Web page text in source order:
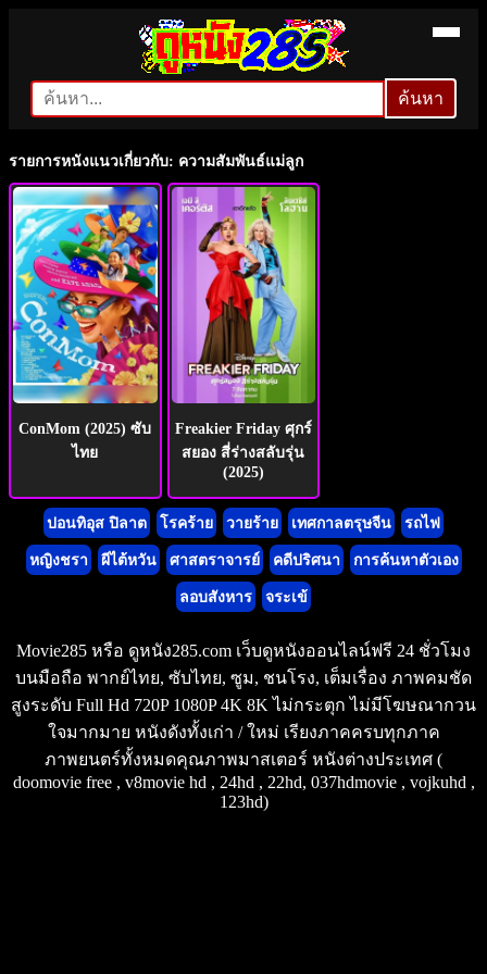
ค้นหา
ค้นหา
รายการหนังแนวเกี่ยวกับ: ความสัมพันธ์แม่ลูก
ConMom (2025) ซับ
ไทย
Freakier Friday ศุกร์
สยอง สี่ร่างสลับรุ่น
(2025)
ปอนทิอุส ปิลาต โรคร้าย วายร้าย เทศกาลตรุษจีน รถไฟ
หญิงชรา ผีไต้หวัน ศาสตราจารย์ คดีปริศนา การค้นหาตัวเอง
ลอบสังหาร จระเข้
Movie285 หรือ ดูหนัง285.com เว็บดูหนังออนไลน์ฟรี 24 ชั่วโมง
บนมือถือ พากย์ไทย, ซับไทย, ซูม, ชนโรง, เต็มเรื่อง ภาพคมชัด
สูงระดับ Full Hd 720P 1080P 4K 8K ไม่กระตุก ไม่มีโฆษณากวน
ใจมากมาย หนังดังทั้งเก่า / ใหม่ เรียงภาคครบทุกภาค
ภาพยนตร์ทั้งหมดคุณภาพมาสเตอร์ หนังต่างประเทศ (
doomovie free , v8movie hd , 24hd , 22hd, 037hdmovie , vojkuhd ,
123hd)